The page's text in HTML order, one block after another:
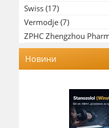
Swiss (17)
Vermodje (7)
ZPHC Zhengzhou
Новини